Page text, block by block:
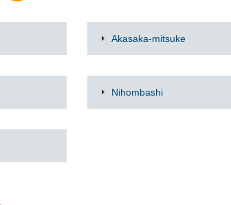
Akasaka-mitsuke
Nihombashi